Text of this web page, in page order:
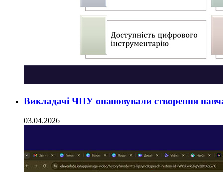
Викладачі ЧНУ опановували створення
03.04.2026